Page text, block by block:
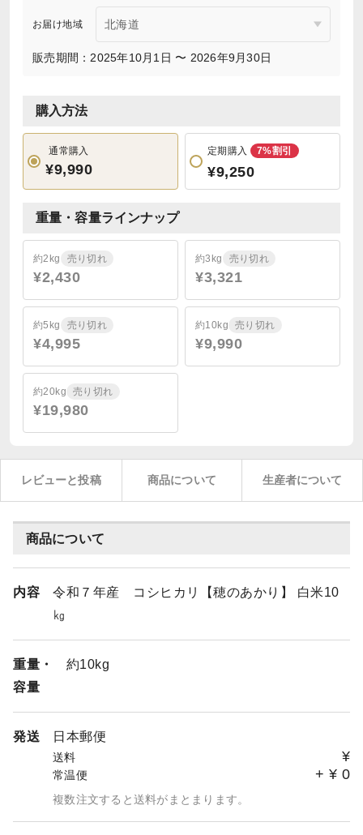
お届け地域
販売期間：2025年10月1日 〜 2026年9月30日
購入方法
通常購入
¥9,990
定期購入 7%割引
¥9,250
重量・容量ラインナップ
約2kg 売り切れ
¥2,430
約3kg 売り切れ
¥3,321
約5kg 売り切れ
¥4,995
約10kg 売り切れ
¥9,990
約20kg 売り切れ
¥19,980
レビューと投稿 商品について 生産者について
商品について
内容
令和７年産 コシヒカリ【穂のあかり】 白米10
㎏
重量・
容量
約10kg
発送 日本郵便
送料 ¥
常温便 + ¥ 0
複数注文すると送料がまとまります。